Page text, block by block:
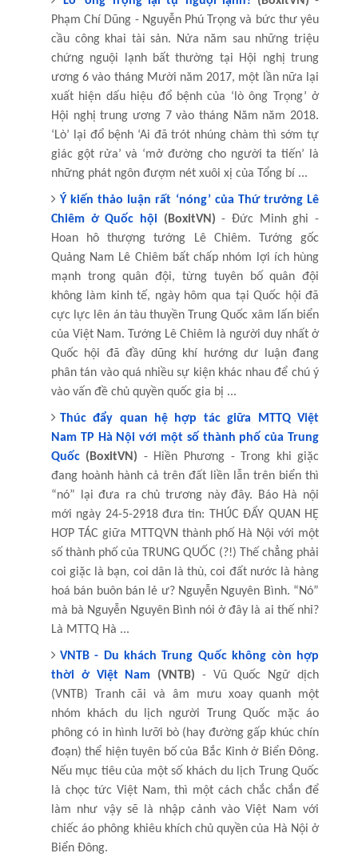
Phạm Chí Dũng - Nguyễn Phú Trọng và bức thư yêu
cầu công khai tài sản. Nửa năm sau những triệu
chứng nguội lạnh bất thường tại Hội nghị trung
ương 6 vào tháng Mười năm 2017, một lần nữa lại
xuất hiện dấu hiệu đổ bệnh của ‘lò ông Trọng’ ở
Hội nghị trung ương 7 vào tháng Năm năm 2018.
‘Lò’ lại đổ bệnh ‘Ai đã trót nhúng chàm thì sớm tự
giác gột rửa’ và ‘mở đường cho người ta tiến’ là
những phát ngôn đượm nét xuôi xị của Tổng bí ...
Ý kiến thảo luận rất ‘nóng’ của Thứ trưởng Lê
Chiêm ở Quốc hội(BoxitVN)- Đức Minh ghi -
Hoan hô thượng tướng Lê Chiêm. Tướng gốc
Quảng Nam Lê Chiêm bất chấp nhóm lợi ích hùng
mạnh trong quân đội, từng tuyên bố quân đội
không làm kinh tế, ngày hôm qua tại Quốc hội đã
cực lực lên án tàu thuyền Trung Quốc xâm lấn biển
của Việt Nam. Tướng Lê Chiêm là người duy nhất ở
Quốc hội đã đầy dũng khí hướng dư luận đang
phân tán vào quá nhiều sự kiện khác nhau để chú ý
vào vấn đề chủ quyền quốc gia bị ...
Thúc đẩy quan hệ hợp tác giữa MTTQ Việt
Nam TP Hà Nội với một số thành phố của Trung
Quốc(BoxitVN) - Hiền Phương - Trong khi giặc
đang hoành hành cả trên đất liền lẫn trên biển thì
“nó” lại đưa ra chủ trương này đây. Báo Hà nội
mới ngày 24-5-2918 đưa tin: THÚC ĐẨY QUAN HỆ
HƠP TÁC giữa MTTQVN thành phố Hà Nội với một
số thành phố của TRUNG QUỐC (?!) Thế chẳng phải
coi giặc là bạn, coi dân là thù, coi đất nước là hàng
hoá bán buôn bán lẻ ư? Nguyễn Nguyên Bình. “Nó”
mà bà Nguyễn Nguyên Bình nói ở đây là ai thế nhỉ?
Là MTTQ Hà ...
VNTB - Du khách Trung Quốc không còn hợp
thời ở Việt Nam (VNTB) - Vũ Quốc Ngữ dịch
(VNTB) Tranh cãi và âm mưu xoay quanh một
nhóm khách du lịch người Trung Quốc mặc áo
phông có in hình lưỡi bò (hay đường gấp khúc chín
đoạn) thể hiện tuyên bố của Bắc Kinh ở Biển Đông.
Nếu mục tiêu của một số khách du lịch Trung Quốc
là chọc tức Việt Nam, thì một cách chắc chắn để
làm như vậy sẽ là nhập cảnh vào Việt Nam với
chiếc áo phông khiêu khích chủ quyền của Hà Nội ở
Biển Đông.